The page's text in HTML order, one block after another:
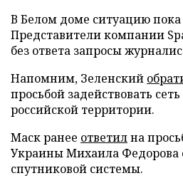
В Белом доме ситуацию
Представители компании
без ответа запросы
Напомним, Зеленский
просьбой задействовать
российской территории.
Маск ранее ответилна
Украины Михаила Федорова
спутниковой системы.